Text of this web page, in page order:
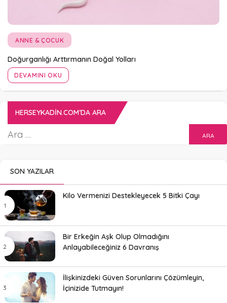
ANNE & ÇOCUK
Doğurganlığı Arttırmanın Doğal Yolları
DEVAMINI OKU
HERSEYKADIN.COM’DA ARA
SON YAZILAR
Kilo Vermenizi Destekleyecek 5 Bitki Çayı
Bir Erkeğin Aşk Olup Olmadığını
Anlayabileceğiniz 6 Davranış
İlişkinizdeki Güven Sorunlarını Çözümleyin,
İçinizide Tutmayın!